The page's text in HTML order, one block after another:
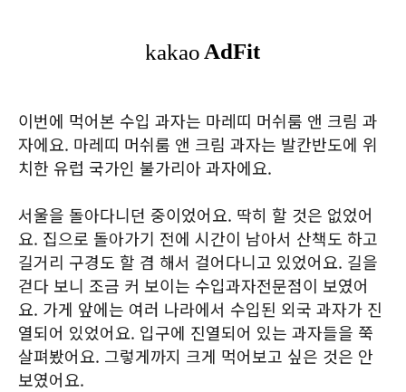
이번에 먹어본 수입 과자는 마레띠 머쉬룸 앤 크림 과
자에요. 마레띠 머쉬룸 앤 크림 과자는 발칸반도에 위
치한 유럽 국가인 불가리아 과자에요.
서울을 돌아다니던 중이었어요. 딱히 할 것은 없었어
요. 집으로 돌아가기 전에 시간이 남아서 산책도 하고
길거리 구경도 할 겸 해서 걸어다니고 있었어요. 길을
걷다 보니 조금 커 보이는 수입과자전문점이 보였어
요. 가게 앞에는 여러 나라에서 수입된 외국 과자가 진
열되어 있었어요. 입구에 진열되어 있는 과자들을 쭉
살펴봤어요. 그렇게까지 크게 먹어보고 싶은 것은 안
보였어요.